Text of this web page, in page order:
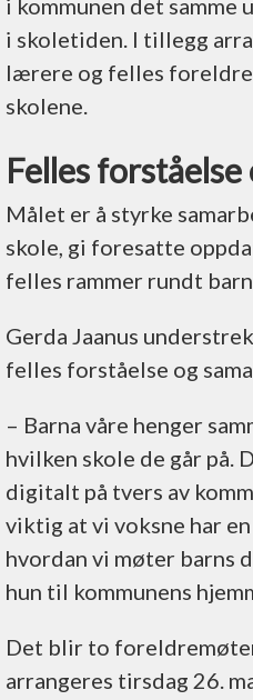
i kommunen det samme
i skoletiden. I tillegg
lærere og felles
skolene.
Fellesforståelse
Målet er å styrke
skole, gi foresatte
felles rammer rundt
Gerda Jaanus
felles forståelse og
–⁠ Barna våre henger
hvilken skole de går på.
digitalt på tvers av
viktig at vi voksne har
hvordan vi møter barns
hun til kommunens
Det blir to
arrangeres tirsdag 26.